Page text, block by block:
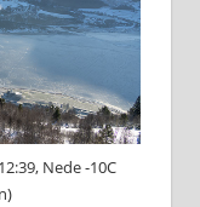
Nede -10C